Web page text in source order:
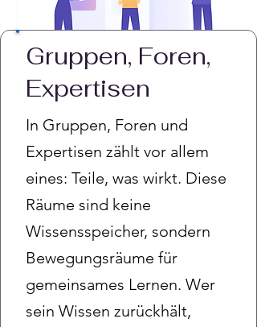
Gruppen, Foren,
Expertisen
In Gruppen, Foren und
Expertisen zählt vor allem
eines: Teile, was wirkt. Diese
Räume sind keine
Wissensspeicher, sondern
Bewegungsräume für
gemeinsames Lernen. Wer
sein Wissen zurückhält,